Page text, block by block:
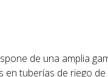
de una amplia
en tuberías de riego